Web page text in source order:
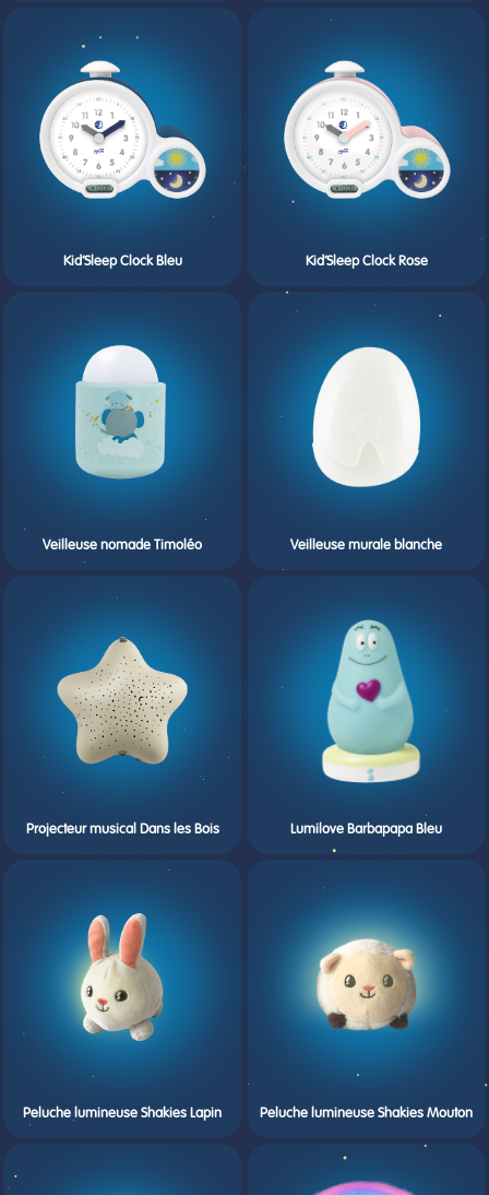
Kid’Sleep Clock Bleu Kid’Sleep Clock Rose
Veilleuse nomade Timoléo Veilleuse murale blanche
Projecteur musical Dans les Bois Lumilove Barbapapa Bleu
Peluche lumineuse Shakies Lapin Peluche lumineuse Shakies Mouton